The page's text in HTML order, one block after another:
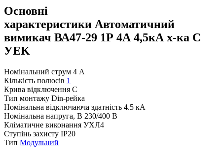
Основні
характеристики Автоматичний
вимикач ВА47-29 1Р 4А 4,5кА х-ка C
УEK
Номінальний струм 4 А
Кількість полюсів 1
Крива відключення C
Тип монтажу Din-рейка
Номінальна відключаюча здатність 4.5 кА
Номінальна напруга, В 230/400 В
Кліматичне виконання УХЛ4
Ступінь захисту IP20
Тип Модульний